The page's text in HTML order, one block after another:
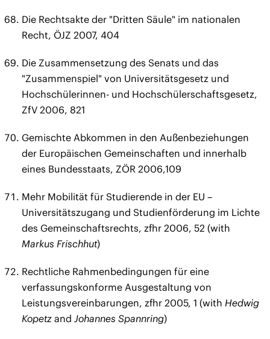
Die Rechtsakte der "Dritten Säule" im nationalen
Recht, ÖJZ 2007, 404
Die Zusammensetzung des Senats und das
"Zusammenspiel" von Universitätsgesetz und
Hochschülerinnen- und Hochschülerschaftsgesetz,
ZfV 2006, 821
Gemischte Abkommen in den Außenbeziehungen
der Europäischen Gemeinschaften und innerhalb
eines Bundesstaats, ZÖR 2006,109
Mehr Mobilität für Studierende in der EU –
Universitätszugang und Studienförderung im Lichte
des Gemeinschaftsrechts, zfhr 2006, 52 (with
Markus Frischhut)
Rechtliche Rahmenbedingungen für eine
verfassungskonforme Ausgestaltung von
Leistungsvereinbarungen, zfhr 2005, 1 (with Hedwig
Kopetz and Johannes Spannring)